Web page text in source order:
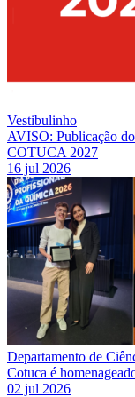
Vestibulinho
AVISO: Publicação
COTUCA 2027
16 jul 2026
Departamento de
Cotuca é
02 jul 2026